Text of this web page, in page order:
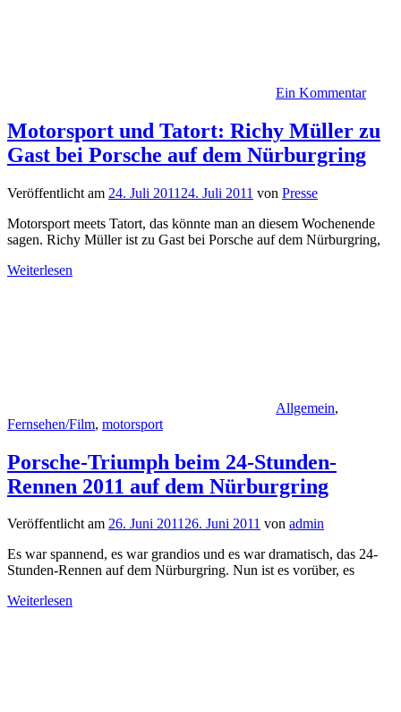
Ein Kommentar
Motorsport und Tatort: Richy Müller zu
Gast bei Porsche auf dem Nürburgring
Veröffentlicht am 24. Juli 2011 24. Juli 2011 von Presse
Motorsport meets Tatort, das könnte man an diesem Wochenende
sagen. Richy Müller ist zu Gast bei Porsche auf dem Nürburgring,
Weiterlesen
Allgemein,
Fernsehen/Film, motorsport
Porsche-Triumph beim 24-Stunden-
Rennen 2011 auf dem Nürburgring
Veröffentlicht am 26. Juni 201126. Juni 2011 von admin
Es war spannend, es war grandios und es war dramatisch, das 24-
Stunden-Rennen auf dem Nürburgring. Nun ist es vorüber, es
Weiterlesen